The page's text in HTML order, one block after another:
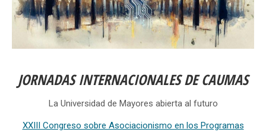
JORNADAS INTERNACIONALES DE CAUMAS
La Universidad de Mayores abierta al futuro
XXIII Congreso sobre Asociacionismo en los Programas